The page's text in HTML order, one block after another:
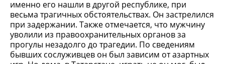
именно его нашли в другой республике, при
весьма трагичных обстоятельствах. Он застрелился
при задержании. Также отмечается, что мужчину
уволили из правоохранительных органов за
прогулы незадолго до трагедии. По сведениям
бывших сослуживцев он был зависим от азартных